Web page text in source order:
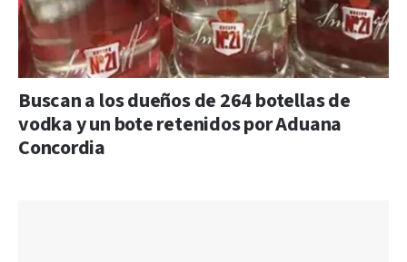
Buscan a los dueños de 264 botellas de
vodka y un bote retenidos por Aduana
Concordia